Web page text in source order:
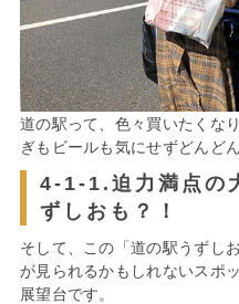
道の駅って、色々買いたくな
ぎもビールも気にせずどんど
4-1-1.迫力満点の
ずしおも？！
そして、この「道の駅うずし
が見られるかもしれないスポ
展望台です。